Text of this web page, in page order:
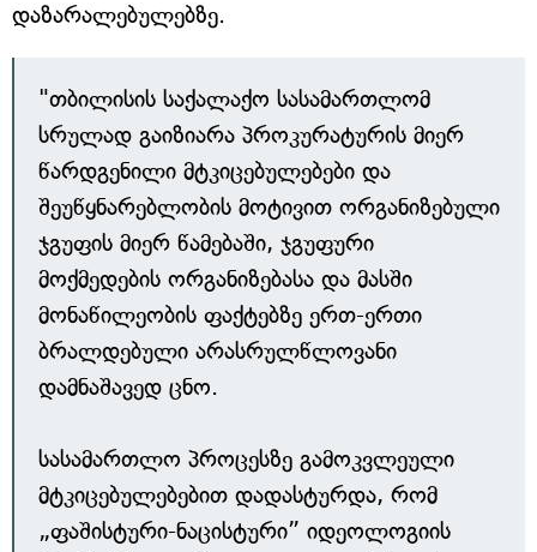
დაზარალებულებზე.
"თბილისის საქალაქო სასამართლომ
სრულად გაიზიარა პროკურატურის მიერ
წარდგენილი მტკიცებულებები და
შეუწყნარებლობის მოტივით ორგანიზებული
ჯგუფის მიერ წამებაში, ჯგუფური
მოქმედების ორგანიზებასა და მასში
მონაწილეობის ფაქტებზე ერთ-ერთი
ბრალდებული არასრულწლოვანი
დამნაშავედ ცნო.
სასამართლო პროცესზე გამოკვლეული
მტკიცებულებებით დადასტურდა, რომ
„ფაშისტური-ნაცისტური” იდეოლოგიის